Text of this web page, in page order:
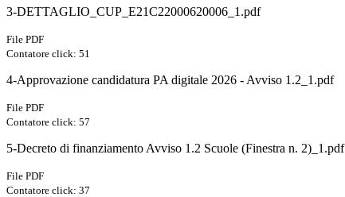
3-DETTAGLIO_CUP_E21C22000620006_1.pdf
File PDF
Contatore click: 51
4-Approvazione candidatura PA digitale 2026 - Avviso 1.2_1.pdf
File PDF
Contatore click: 57
5-Decreto di finanziamento Avviso 1.2 Scuole (Finestra n. 2)_1.pdf
File PDF
Contatore click: 37